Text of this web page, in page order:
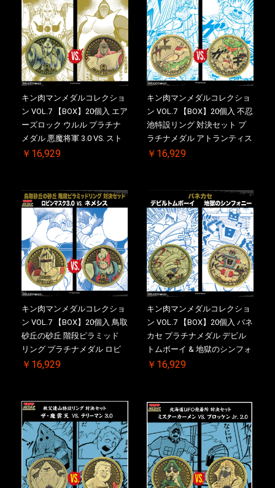
キン肉マンメダルコレクショ
ン VOL.7 【BOX】20個入 エア
ーズロック ウルル プラチナ
メダル 悪魔将軍 3.0 VS. スト
ロング・ザ・武道【初回購入
2026/10/30 一斉出荷予定
￥16,929
キン肉マンメダルコレクショ
ン VOL.7 【BOX】20個入 不忍
池特設リング 対決セット プ
ラチナメダル アトランティス
ドライバー VS.ネックカット
メダル(非売品)付
￥16,929
キン肉マンメダルコレクショ
ン VOL.7 【BOX】20個入 鳥取
砂丘の砂丘 階段ピラミッド
リング プラチナメダル ロビ
ンマスク VS.ネメシス 【初回
2026/10/30 一斉出荷予定
￥16,929
キン肉マンメダルコレクショ
ン VOL.7 【BOX】20個入 バネ
カセ プラチナメダル デビル
トムボーイ & 地獄のシンフォ
ニー ケース付き【初回購入特
一斉出荷予定
￥16,929